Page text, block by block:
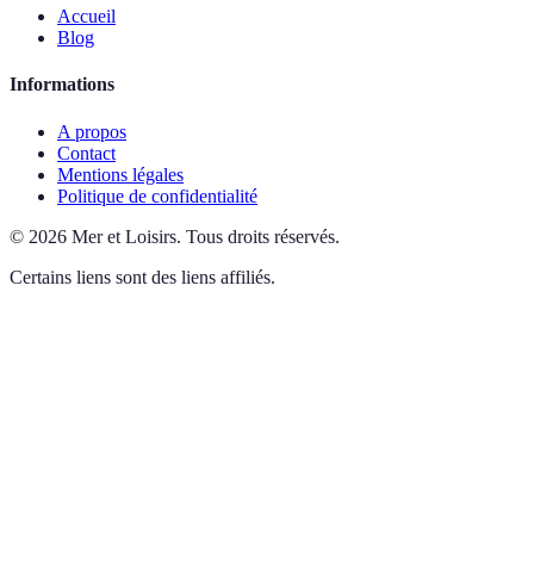
Accueil
Blog
Informations
A propos
Contact
Mentions légales
Politique de confidentialité
© 2026 Mer et Loisirs. Tous droits réservés.
Certains liens sont des liens affiliés.